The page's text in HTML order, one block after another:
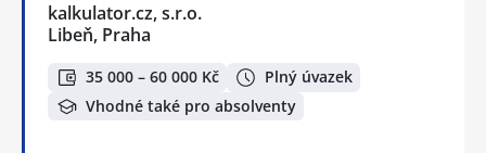
kalkulator.cz, s.r.o.
Libeň, Praha
35 000 – 60 000 Kč
Plný úvazek
Vhodné také pro absolventy